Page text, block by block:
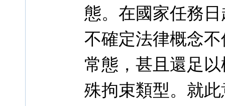
態。在國家任務
不確定法律概念
常態，甚且還足
殊拘束類型。就